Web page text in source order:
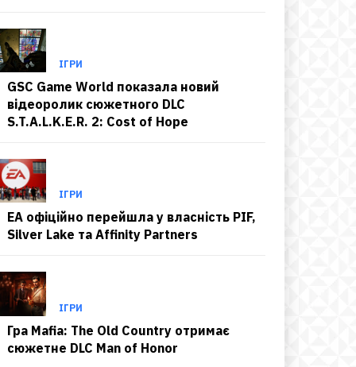
ІГРИ
GSC Game World показала новий
відеоролик сюжетного DLC
S.T.A.L.K.E.R. 2: Cost of Hope
ІГРИ
EA офіційно перейшла у власність PIF,
Silver Lake та Affinity Partners
ІГРИ
Гра Mafia: The Old Country отримає
сюжетне DLC Man of Honor